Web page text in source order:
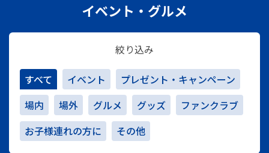
イベント・グルメ
絞り込み
すべて イベント
プレゼント・キャンペーン
場内
場外 グルメ グッズ
ファンクラブ
お子様連れの方に
その他